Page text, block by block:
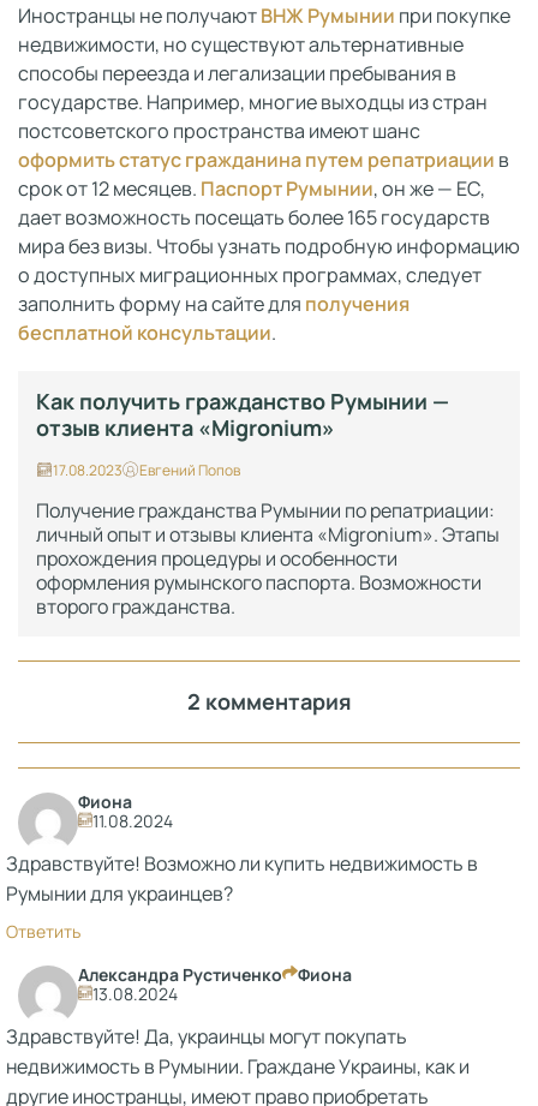
Иностранцы не получаютВНЖ Румынии при покупке
недвижимости, но существуют альтернативные
способы переезда и легализации пребывания в
государстве. Например, многие выходцы из стран
постсоветского пространства имеют шанс
оформить статус гражданина путем репатриации в
срок от 12 месяцев. Паспорт Румынии, он же — ЕС,
дает возможность посещать более 165 государств
мира без визы. Чтобы узнать подробную информацию
о доступных миграционных программах, следует
заполнить форму на сайте для получения
бесплатной консультации.
Как получить гражданство Румынии —
отзыв клиента «Migronium»
17.08.2023 Евгений Попов
Получение гражданства Румынии по репатриации:
личный опыт и отзывы клиента «Migronium». Этапы
прохождения процедуры и особенности
оформления румынского паспорта. Возможности
второго гражданства.
2 комментария
Фиона
11.08.2024
Здравствуйте! Возможно ли купить недвижимость в
Румынии для украинцев?
Ответить
Александра Рустиченко
Фиона
13.08.2024
Здравствуйте! Да, украинцы могут покупать
недвижимость в Румынии. Граждане Украины, как и
другие иностранцы, имеют право приобретать